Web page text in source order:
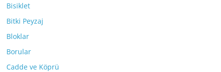
Bisiklet
Bitki Peyzaj
Bloklar
Borular
Cadde ve Köprü